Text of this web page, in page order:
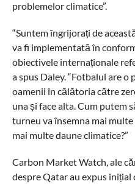
problemelor climatice”.
“Suntem îngrijorați de
va fi implementată în
obiectivele internaționale
a spus Daley. “Fotbalul are o
oamenii în călătoria către
una și face alta. Cum putem
turneu va însemna mai
mai multe daune climatice?”
Carbon Market Watch, ale
despre Qatar au expus